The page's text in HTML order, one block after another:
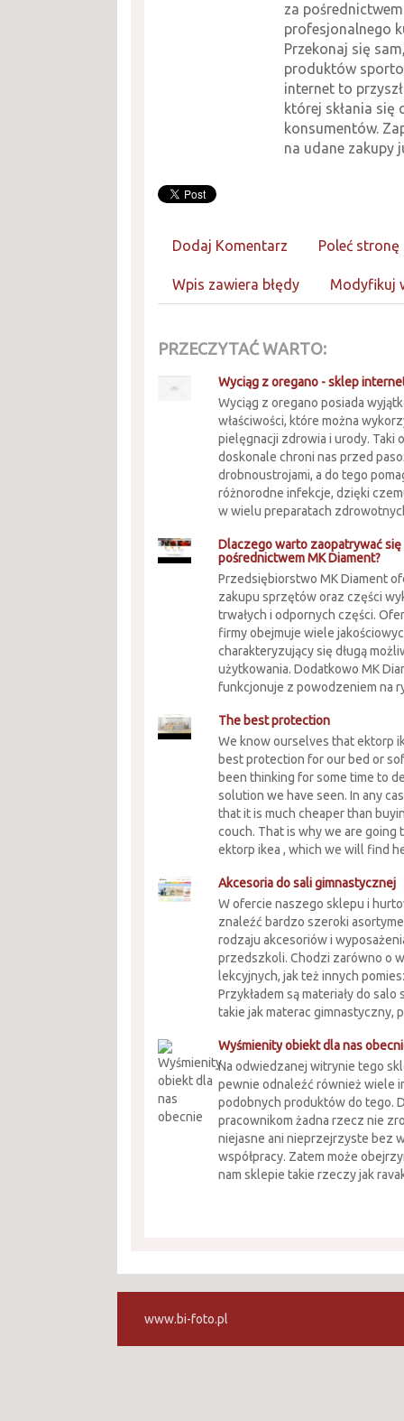
za pośrednictwem
profesjonalnego
Przekonaj się
produktów
internet to
której skłania się
konsumentów.
na udane zakupy
Dodaj Komentarz Poleć stronę
Wpis zawiera błędy Modyfikuj
PRZECZYTAĆ WARTO:
Wyciąg z oregano - sklep
Wyciąg z oregano posiada
właściwości, które można
pielęgnacji zdrowia i urody. Taki
doskonale chroni nas przed
drobnoustrojami, a do tego
różnorodne infekcje, dzięki
w wielu preparatach
Dlaczego warto zaopatrywać się
pośrednictwem MK Diament?
Przedsiębiorstwo MK Diament
zakupu sprzętów oraz części
trwałych i odpornych części.
firmy obejmuje wiele
charakteryzujący się długą
użytkowania. Dodatkowo MK
funkcjonuje z powodzeniem na
The best protection
We know ourselves that ektorp
best protection for our bed or
been thinking for some time to
solution we have seen. In any
that it is much cheaper than
couch. That is why we are going
ektorp ikea , which we will find
Akcesoria do sali gimnastycznej
W ofercie naszego sklepu i
znaleźć bardzo szeroki
rodzaju akcesoriów i
przedszkoli. Chodzi zarówno o
lekcyjnych, jak też innych
Przykładem są materiały do
takie jak materac gimnastyczny,
Wyśmienity obiekt dla nas
Na odwiedzanej witrynie tego
pewnie odnaleźć również wiele
podobnych produktów do tego.
pracownikom żadna rzecz nie
niejasne ani nieprzejrzyste bez
współpracy. Zatem może
nam sklepie takie rzeczy jak
www.bi-foto.pl